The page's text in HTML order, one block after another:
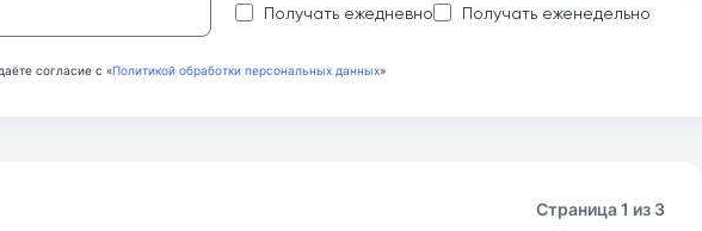
Получать ежедневно Получать еженедельно
согласие с «Политикой обработки персональных данных»
Страница 1 из 3